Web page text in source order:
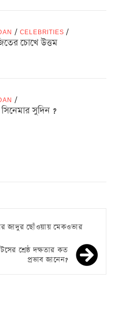
/ CELEBRITIES /
চোখে উত্তম
/
সিনেমার সুদিন ?
জাদুর ছোঁওয়ায় মেকওভার
শ্রেষ্ঠ দক্ষতার কত
প্রভাব জানেন?